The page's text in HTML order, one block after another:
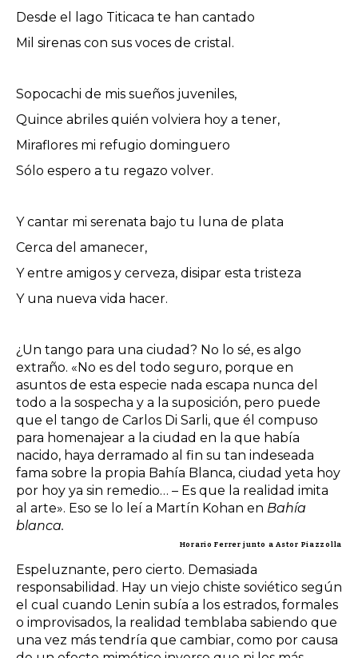
Desde el lago Titicaca te han cantado
Mil sirenas con sus voces de cristal.
Sopocachi de mis sueños juveniles,
Quince abriles quién volviera hoy a tener,
Miraflores mi refugio dominguero
Sólo espero a tu regazo volver.
Y cantar mi serenata bajo tu luna de plata
Cerca del amanecer,
Y entre amigos y cerveza, disipar esta tristeza
Y una nueva vida hacer.
¿Un tango para una ciudad? No lo sé, es algo
extraño. «No es del todo seguro, porque en
asuntos de esta especie nada escapa nunca del
todo a la sospecha y a la suposición, pero puede
que el tango de Carlos Di Sarli, que él compuso
para homenajear a la ciudad en la que había
nacido, haya derramado al fin su tan indeseada
fama sobre la propia Bahía Blanca, ciudad yeta hoy
por hoy ya sin remedio… – Es que la realidad imita
al arte». Eso se lo leí a Martín Kohan en Bahía
blanca.
Horario Ferrer junto a Astor Piazzolla
Espeluznante, pero cierto. Demasiada
responsabilidad. Hay un viejo chiste soviético según
el cual cuando Lenin subía a los estrados, formales
o improvisados, la realidad temblaba sabiendo que
una vez más tendría que cambiar, como por causa